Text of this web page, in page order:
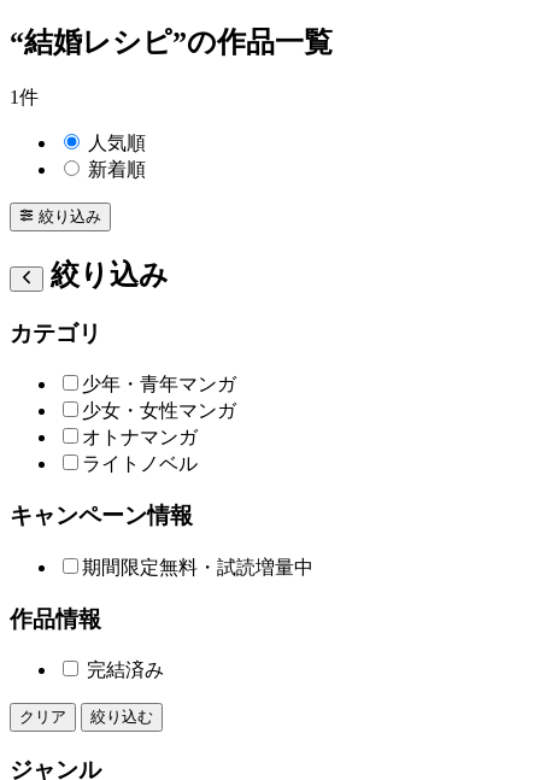
“結婚レシピ”の作品一覧
1件
人気順
新着順
絞り込み
絞り込み
カテゴリ
少年・青年マンガ
少女・女性マンガ
オトナマンガ
ライトノベル
キャンペーン情報
期間限定無料・試読増量中
作品情報
完結済み
クリア 絞り込む
ジャンル